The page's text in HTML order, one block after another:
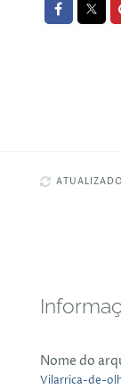
Nome do
Vilarrica-de-